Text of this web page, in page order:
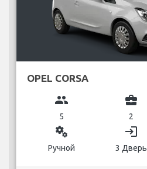
OPEL CORSA
group
5
business_center
2
miscellaneous_services
Ручной
login
3 Дверь